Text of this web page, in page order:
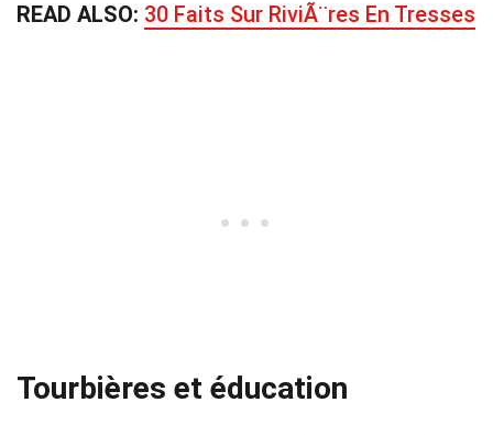
READ ALSO: 30 Faits Sur RiviÃ¨res En Tresses
Tourbières et éducation